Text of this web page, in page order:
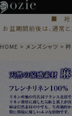
■ 裄
お盆期間前後は、通常
HOME メンズシャツ